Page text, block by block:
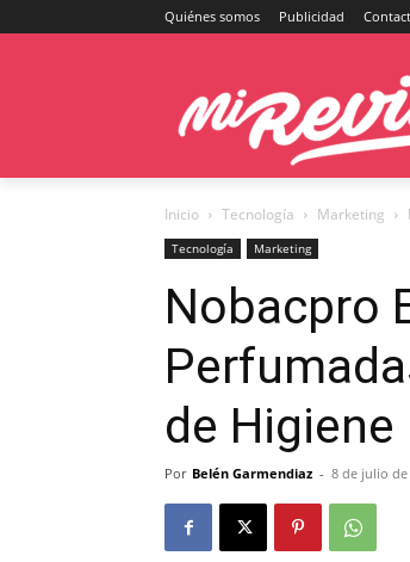
Quiénes somos Publicidad
Inicio Tecnología Marketing
Tecnología Marketing
Nobacpro
de Higiene
Por Belén Garmendiaz - 8 de julio de